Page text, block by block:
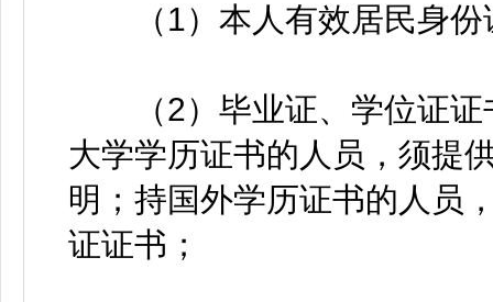
（1）本人有效居民身份
（2）毕业证、学位证证
大学学历证书的人员，须提
明；持国外学历证书的人员
证证书；